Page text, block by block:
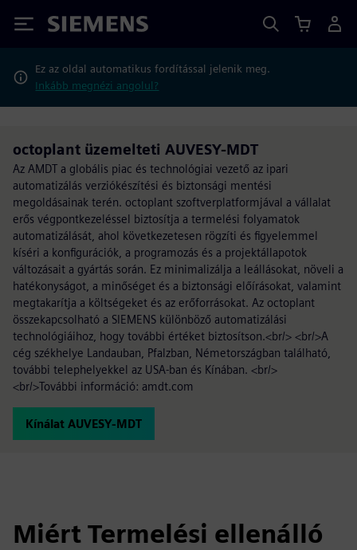
Siemens
Ez az oldal automatikus fordítással jelenik meg.
Inkább megnézi angolul?
octoplant üzemelteti AUVESY-MDT
Az AMDT a globális piac és technológiai vezető az ipari
automatizálás verziókészítési és biztonsági mentési
megoldásainak terén. octoplant szoftverplatformjával a vállalat
erős végpontkezeléssel biztosítja a termelési folyamatok
automatizálását, ahol következetesen rögzíti és figyelemmel
kíséri a konfigurációk, a programozás és a projektállapotok
változásait a gyártás során. Ez minimalizálja a leállásokat, növeli a
hatékonyságot, a minőséget és a biztonsági előírásokat, valamint
megtakarítja a költségeket és az erőforrásokat. Az octoplant
összekapcsolható a SIEMENS különböző automatizálási
technológiáihoz, hogy további értéket biztosítson.<br/> <br/>A
cég székhelye Landauban, Pfalzban, Németországban található,
további telephelyekkel az USA-ban és Kínában. <br/>
<br/>További információ: amdt.com
Kínálat AUVESY-MDT
Miért Termelési ellenálló